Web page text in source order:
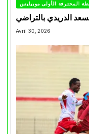
المحترفة الأولى موبيليس
الدريدي بالتراضي
Avril 30, 2026